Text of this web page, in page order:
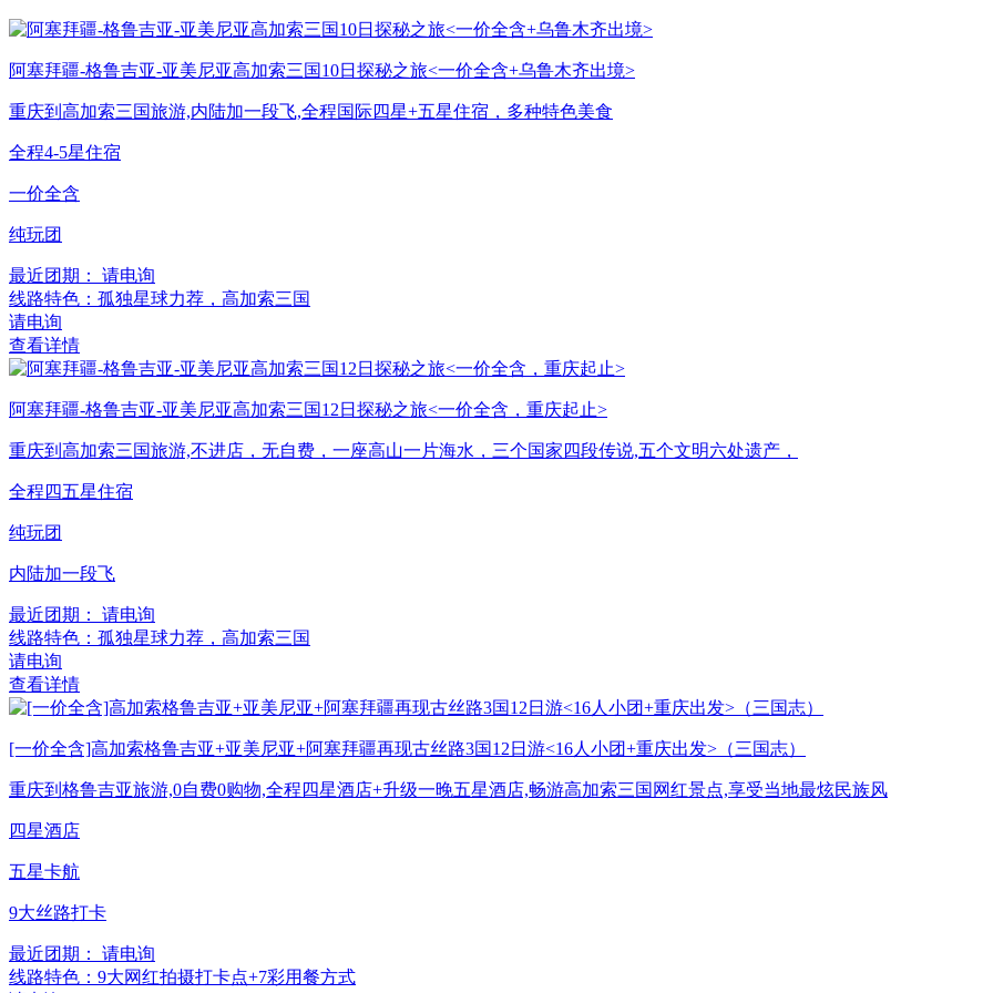
阿塞拜疆-格鲁吉亚-亚美尼亚高加索三国10日探秘之旅<一价全含+乌鲁木齐出境>
重庆到高加索三国旅游,内陆加一段飞,全程国际四星+五星住宿，多种特色美食
全程4-5星住宿
一价全含
纯玩团
最近团期： 请电询
线路特色：孤独星球力荐，高加索三国
请电询
查看详情
阿塞拜疆-格鲁吉亚-亚美尼亚高加索三国12日探秘之旅<一价全含，重庆起止>
重庆到高加索三国旅游,不进店，无自费，一座高山一片海水，三个国家四段传说,五个文明六处遗产，
全程四五星住宿
纯玩团
内陆加一段飞
最近团期： 请电询
线路特色：孤独星球力荐，高加索三国
请电询
查看详情
[一价全含]高加索格鲁吉亚+亚美尼亚+阿塞拜疆再现古丝路3国12日游<16人小团+重庆出发>（三国志）
重庆到格鲁吉亚旅游,0自费0购物,全程四星酒店+升级一晚五星酒店,畅游高加索三国网红景点,享受当地最炫民族风
四星酒店
五星卡航
9大丝路打卡
最近团期： 请电询
线路特色：9大网红拍摄打卡点+7彩用餐方式